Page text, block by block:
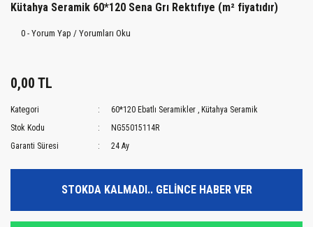
Kütahya Seramik 60*120 Sena Grı Rektıfıye (m² fiyatıdır)
0 - Yorum Yap / Yorumları Oku
0,00 TL
Kategori 60*120 Ebatlı Seramikler , Kütahya Seramik
Stok Kodu
NG55015114R
Garanti Süresi
24 Ay
STOKDA KALMADI.. GELİNCE HABER VER